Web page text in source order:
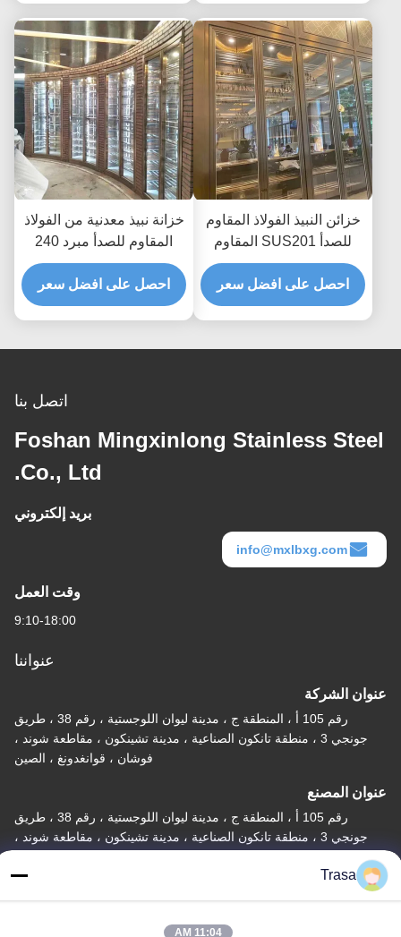
خزائن النبيذ الفولاذ المقاوم
للصدأ SUS201 المقاوم
للصدأ مع زجاج الباب PVD
المغلفة
احصل على افضل سعر
خزانة نبيذ معدنية من الفولاذ
المقاوم للصدأ مبرد 240
فولت 50 هرتز لوحة تحكم
تعمل باللمس
احصل على افضل سعر
اتصل بنا
Foshan Mingxinlong Stainless Steel
Co., Ltd.
بريد إلكتروني
info@mxlbxg.com
وقت العمل
9:10-18:00
عنواننا
عنوان الشركة
رقم 105 أ ، المنطقة ج ، مدينة ليوان اللوجستية ، رقم 38 ، طريق
جونجي 3 ، منطقة تانكون الصناعية ، مدينة تشينكون ، مقاطعة شوند ،
فوشان ، قوانغدونغ ، الصين
عنوان المصنع
رقم 105 أ ، المنطقة ج ، مدينة ليوان اللوجستية ، رقم 38 ، طريق
جونجي 3 ، منطقة تانكون الصناعية ، مدينة تشينكون ، مقاطعة شوند ،
تيل
Trasa
11:04 AM